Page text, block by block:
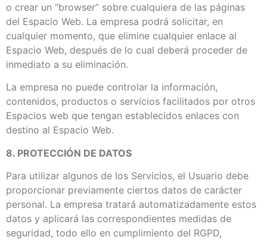
o crear un “browser” sobre cualquiera de las páginas
del Espacio Web. La empresa podrá solicitar, en
cualquier momento, que elimine cualquier enlace al
Espacio Web, después de lo cual deberá proceder de
inmediato a su eliminación.
La empresa no puede controlar la información,
contenidos, productos o servicios facilitados por otros
Espacios web que tengan establecidos enlaces con
destino al Espacio Web.
8. PROTECCIÓN DE DATOS
Para utilizar algunos de los Servicios, el Usuario debe
proporcionar previamente ciertos datos de carácter
personal. La empresa tratará automatizadamente estos
datos y aplicará las correspondientes medidas de
seguridad, todo ello en cumplimiento del RGPD,